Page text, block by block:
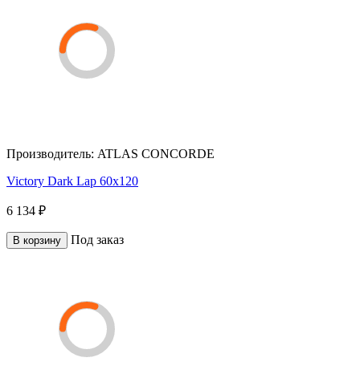
Производитель: ATLAS CONCORDE
Victory Dark Lap 60x120
6 134 ₽
В корзину Под заказ